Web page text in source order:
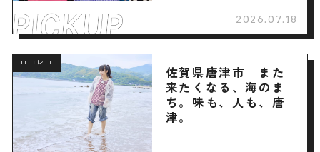
2026.07.18
ロコレコ
佐賀県唐津市｜また
来たくなる、海のま
ち。味も、人も、唐
津。